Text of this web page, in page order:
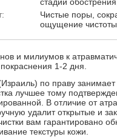
Чистые поры,
ощущение чистоты
и милиумов к
1-2 дня.
по праву
лучшее тому
В отличие от
удалит открытые и
вам гарантировано
текстуры кожи.